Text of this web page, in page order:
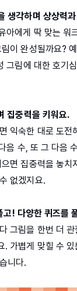
생각하며 상상력
에게 딱 맞는 워
이 완성될까요?
그림에 대한 호기
집중력을 키워요.
익숙한 대로 도
음 수, 또 그 다음
면 집중력을 놓
없겠지요.
! 다양한 퀴즈를
그림을 한번 더
. 가볍게 맞힐 수
니다.